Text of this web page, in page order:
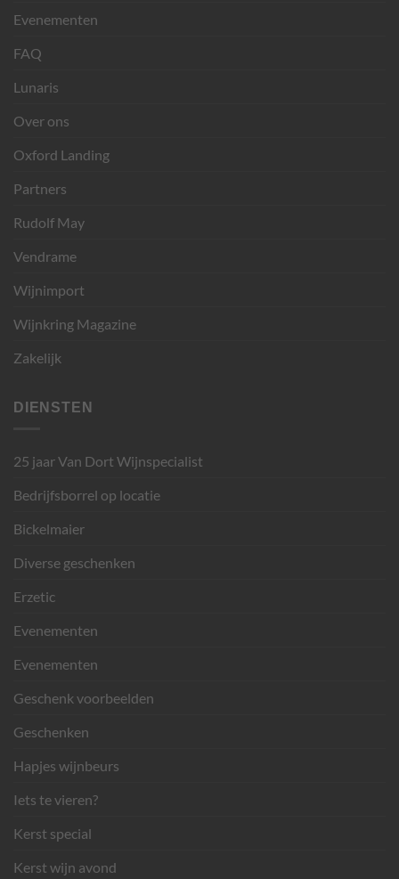
Evenementen
FAQ
Lunaris
Over ons
Oxford Landing
Partners
Rudolf May
Vendrame
Wijnimport
Wijnkring Magazine
Zakelijk
DIENSTEN
25 jaar Van Dort Wijnspecialist
Bedrijfsborrel op locatie
Bickelmaier
Diverse geschenken
Erzetic
Evenementen
Evenementen
Geschenk voorbeelden
Geschenken
Hapjes wijnbeurs
Iets te vieren?
Kerst special
Kerst wijn avond